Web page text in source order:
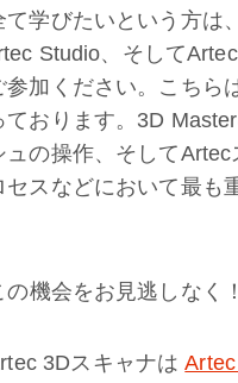
学びたいという方は
Studio、そして
加ください。こちら
ております。3D
の操作、そして
スなどにおいて最も
の機会をお見逃しなく！
3Dスキャナは